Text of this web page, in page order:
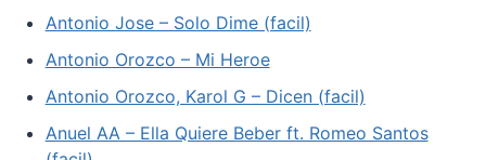
Antonio Jose – Solo Dime (facil)
Antonio Orozco – Mi Heroe
Antonio Orozco, Karol G – Dicen (facil)
Anuel AA – Ella Quiere Beber ft. Romeo Santos